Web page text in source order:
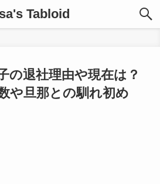
Tabloid
の退社理由や現在は？
や旦那との馴れ初め